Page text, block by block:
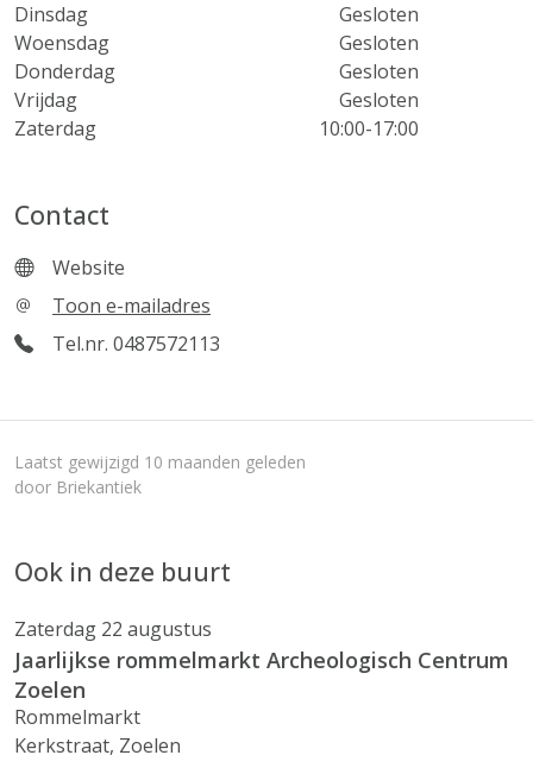
Dinsdag
Gesloten
Woensdag
Gesloten
Donderdag
Gesloten
Vrijdag
Gesloten
Zaterdag
10:00-17:00
Contact
Website
Toon e-mailadres
Tel.nr. 0487572113
Laatst gewijzigd 10 maanden geleden
door Briekantiek
Ook in deze buurt
Zaterdag 22 augustus
Jaarlijkse rommelmarkt Archeologisch Centrum
Zoelen
Rommelmarkt
Kerkstraat, Zoelen